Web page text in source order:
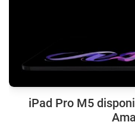
iPad Pro M5